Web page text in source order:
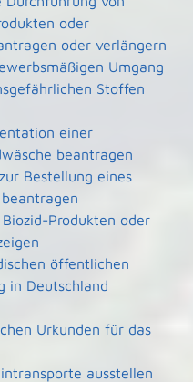
oder
oder verlängern
Umgang
Stoffen
einer
beantragen
Bestellung eines
Produkten oder
öffentlichen
in Deutschland
Urkunden für das
ausstellen